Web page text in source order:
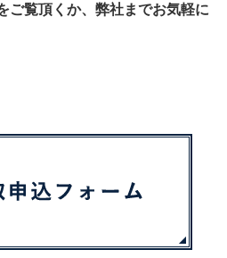
ご覧頂くか、弊社までお気軽に